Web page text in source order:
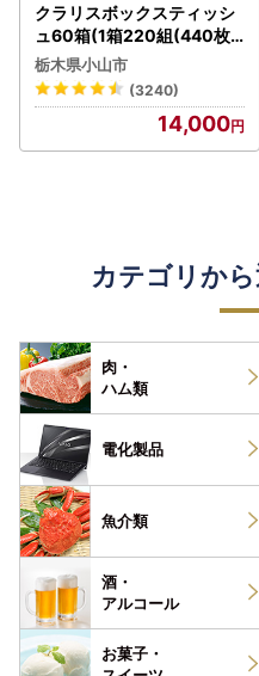
クラリスボックスティッシ
ュ60箱(1箱220組(440枚))
(5個入り×12セット)【配送
不可地域：離島・沖縄県】
【1256759】
栃木県小山市
(3240)
14,000
カテゴリか
肉・
ハム類
電化製品
魚介類
酒・
アルコール
お菓子・